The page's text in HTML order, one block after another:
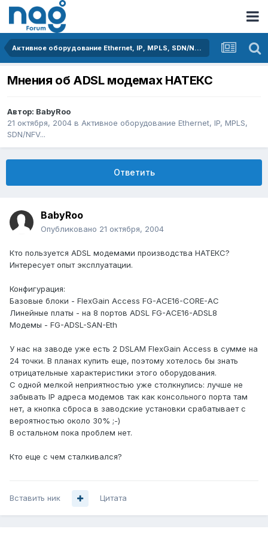
Активное оборудование Ethernet, IP, MPLS, SDN/NFV...
Мнения об ADSL модемах НАТЕКС
Автор: BabyRoo
21 октября, 2004 в Активное оборудование Ethernet, IP, MPLS,
SDN/NFV...
Ответить
BabyRoo
Опубликовано 21 октября, 2004
Кто пользуется ADSL модемами производства НАТЕКС?
Интересует опыт эксплуатации.
Конфигурация:
Базовые блоки - FlexGain Access FG-ACE16-CORE-AC
Линейные платы - на 8 портов ADSL FG-ACE16-ADSL8
Модемы - FG-ADSL-SAN-Eth
У нас на заводе уже есть 2 DSLAM FlexGain Access в сумме на
24 точки. В планах купить еще, поэтому хотелось бы знать
отрицательные характеристики этого оборудования.
С одной мелкой неприятностью уже столкнулись: лучше не
забывать IP адреса модемов так как консольного порта там
нет, а кнопка сброса в заводские установки срабатывает с
вероятностью около 30% ;-)
В остальном пока проблем нет.
Кто еще с чем сталкивался?
Вставить ник Цитата